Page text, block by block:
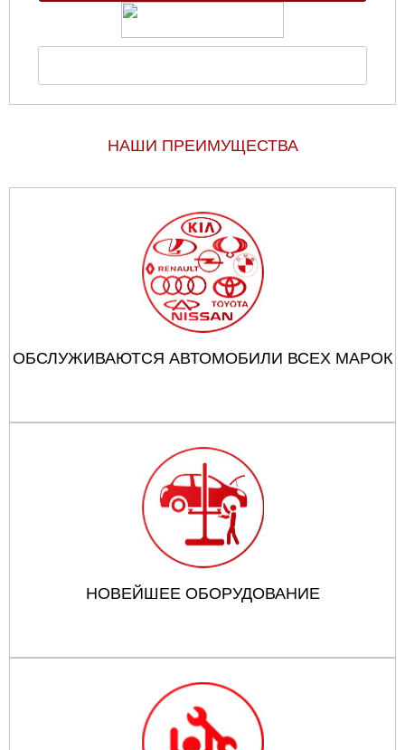
НАШИ ПРЕИМУЩЕСТВА
ОБСЛУЖИВАЮТСЯ АВТОМОБИЛИ ВСЕХ МАРОК
НОВЕЙШЕЕ ОБОРУДОВАНИЕ